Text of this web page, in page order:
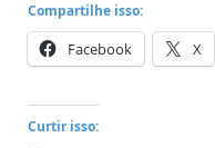
Compartilhe isso:
Facebook X
Curtir isso: